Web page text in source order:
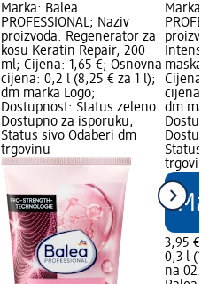
Marka: Balea
PROFESSIONAL; Naziv
proizvoda: Regenerator za
kosu Keratin Repair, 200
ml; Cijena: 1,65 €; Osnovna
cijena: 0,2 l (8,25 € za 1 l);
dm marka Logo;
Dostupnost: Status zeleno
Dostupno za isporuku,
Status sivo Odaberi dm
trgovinu
Marka:
maska
Cijena:
cijena:
dm
Status
trgovinu
3,95 €
0,3 l
na